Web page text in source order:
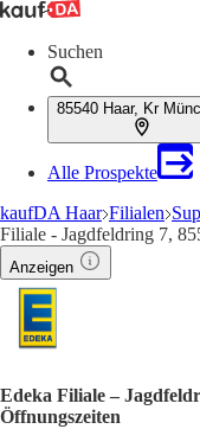
Suchen
85540 Haar, Kr
Alle Prospekte
kaufDA Haar Filialen
Filiale - Jagdfeldring 7,
Anzeigen
Edeka Filiale –
Öffnungszeiten